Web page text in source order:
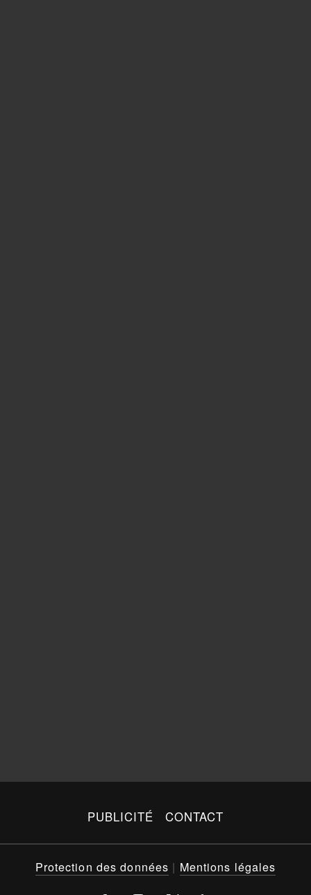
PUBLICITÉ CONTACT
Protection des données | Mentions légales